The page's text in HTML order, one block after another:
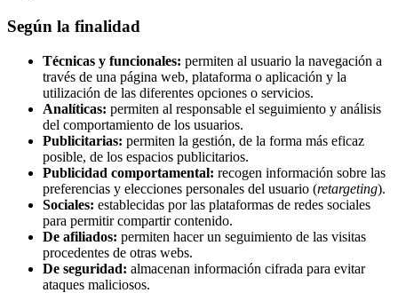
Según la finalidad
Técnicas y funcionales: permiten al usuario la navegación a
través de una página web, plataforma o aplicación y la
utilización de las diferentes opciones o servicios.
Analíticas: permiten al responsable el seguimiento y análisis
del comportamiento de los usuarios.
Publicitarias: permiten la gestión, de la forma más eficaz
posible, de los espacios publicitarios.
Publicidad comportamental: recogen información sobre las
preferencias y elecciones personales del usuario (retargeting).
Sociales: establecidas por las plataformas de redes sociales
para permitir compartir contenido.
De afiliados: permiten hacer un seguimiento de las visitas
procedentes de otras webs.
De seguridad: almacenan información cifrada para evitar
ataques maliciosos.